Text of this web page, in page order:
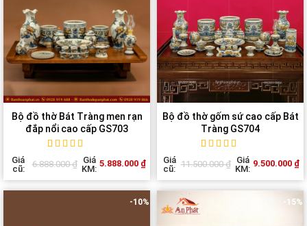
Bộ đồ thờ Bát Tràng men rạn
đắp nổi cao cấp GS703
5 out of
5 based on
Giá
cũ:
6.888.000₫
Giá
KM:
5.888.000 ₫
Bộ đồ thờ gốm sứ cao cấp Bát
Tràng GS704
5 out of
5 based on
Giá
cũ: 11.500.000₫
Giá
KM:
9.500.000 ₫
-10% -15%